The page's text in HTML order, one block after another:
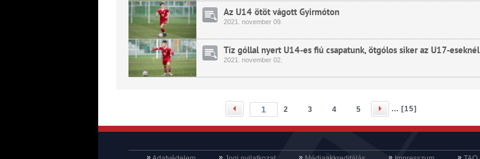
Az U14 ötöt vágott Gyirmóton
2021. november 09.
Tíz góllal nyert U14-es fiú csapatunk, ötgólos siker az U17-eseknél
2021. november 02.
2 3 4 5 ... [15]
» » » » »